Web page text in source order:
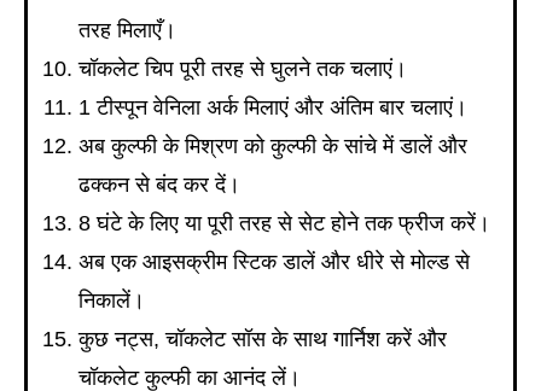
तरह मिलाएँ।
चॉकलेट चिप पूरी तरह से घुलने तक चलाएं।
1 टीस्पून वेनिला अर्क मिलाएं और अंतिम बार चलाएं।
अब कुल्फी के मिश्रण को कुल्फी के सांचे में डालें और
ढक्कन से बंद कर दें।
8 घंटे के लिए या पूरी तरह से सेट होने तक फ्रीज करें।
अब एक आइसक्रीम स्टिक डालें और धीरे से मोल्ड से
निकालें।
कुछ नट्स, चॉकलेट सॉस के साथ गार्निश करें और
चॉकलेट कुल्फी का आनंद लें।